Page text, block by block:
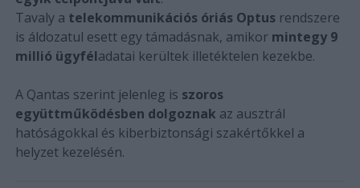
Tavaly a telekommunikációs óriás Optusrendszere
is áldozatul esett egy támadásnak, amikor mintegy 9
millió ügyféladatai kerültek illetéktelen kezekbe.
A Qantas szerint jelenleg is szoros
együttműködésben dolgoznak az ausztrál
hatóságokkal és kiberbiztonsági szakértőkkel a
helyzet kezelésén.